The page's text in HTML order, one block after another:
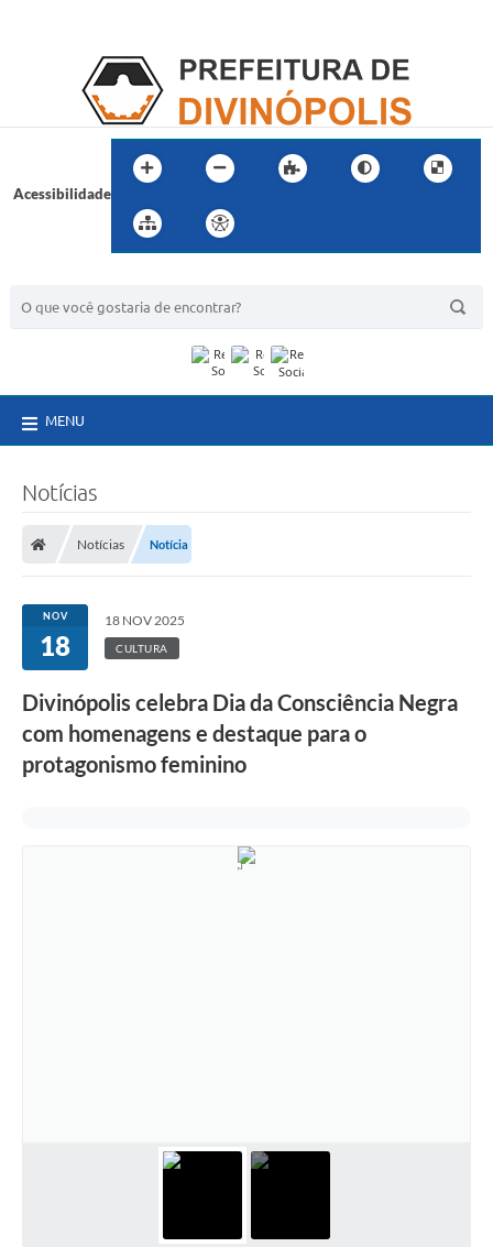
Acessibilidade
MENU
Notícias
Notícias Notícia
NOV
18
18 NOV 2025
CULTURA
Divinópolis celebra Dia da Consciência Negra
com homenagens e destaque para o
protagonismo feminino